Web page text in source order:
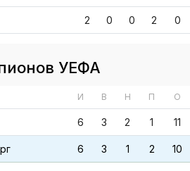
2 0 0 2 0
УЕФА
И В Н П О
6 3 2 1 11
6 3 1 2 10